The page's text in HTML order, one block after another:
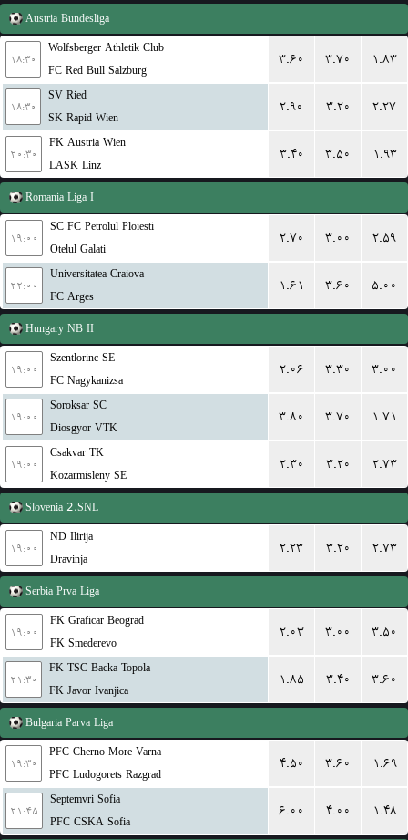
Austria Bundesliga
۱۸:۳۰
Wolfsberger Athletik Club
FC Red Bull Salzburg
۳.۶۰ ۳.۷۰ ۱.۸۳
۱۸:۳۰
SV Ried
SK Rapid Wien
۲.۹۰ ۳.۲۰ ۲.۲۷
۲۰:۳۰
FK Austria Wien
LASK Linz
۳.۴۰ ۳.۵۰ ۱.۹۳
Romania Liga I
۱۹:۰۰
SC FC Petrolul Ploiesti
Otelul Galati
۲.۷۰ ۳.۰۰ ۲.۵۹
۲۲:۰۰
Universitatea Craiova
FC Arges
۱.۶۱ ۳.۶۰ ۵.۰۰
Hungary NB II
۱۹:۰۰
Szentlorinc SE
FC Nagykanizsa
۲.۰۶ ۳.۳۰ ۳.۰۰
۱۹:۰۰
Soroksar SC
Diosgyor VTK
۳.۸۰ ۳.۷۰ ۱.۷۱
۱۹:۰۰
Csakvar TK
Kozarmisleny SE
۲.۳۰ ۳.۲۰ ۲.۷۳
Slovenia 2.SNL
۱۹:۰۰
ND Ilirija
Dravinja
۲.۲۳ ۳.۲۰ ۲.۷۳
Serbia Prva Liga
۱۹:۰۰
FK Graficar Beograd
FK Smederevo
۲.۰۳ ۳.۰۰ ۳.۵۰
۲۱:۳۰
FK TSC Backa Topola
FK Javor Ivanjica
۱.۸۵ ۳.۴۰ ۳.۶۰
Bulgaria Parva Liga
۱۹:۳۰
PFC Cherno More Varna
PFC Ludogorets Razgrad
۴.۵۰ ۳.۶۰ ۱.۶۹
۲۱:۴۵
Septemvri Sofia
PFC CSKA Sofia
۶.۰۰ ۴.۰۰ ۱.۴۸